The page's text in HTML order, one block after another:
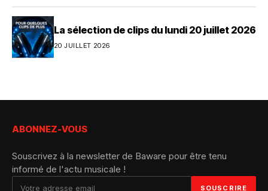
La sélection de clips du lundi 20 juillet 2026
20 JUILLET 2026
ABONNEZ-VOUS
Souscrivez à la newsletter de Baware pour être tenu
informé de l'actu musicale !